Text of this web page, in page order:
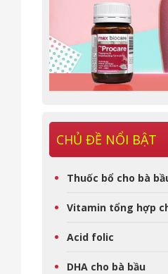
CHỦ ĐỀ NỔI BẬT
Thuốc bổ cho bà
Vitamin tổng hợp
Acid folic
DHA cho bà bầu